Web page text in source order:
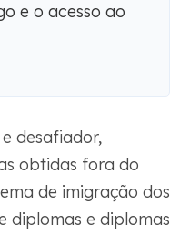
e o acesso ao
desafiador,
obtidas fora do
de imigração dos
diplomas e diplomas